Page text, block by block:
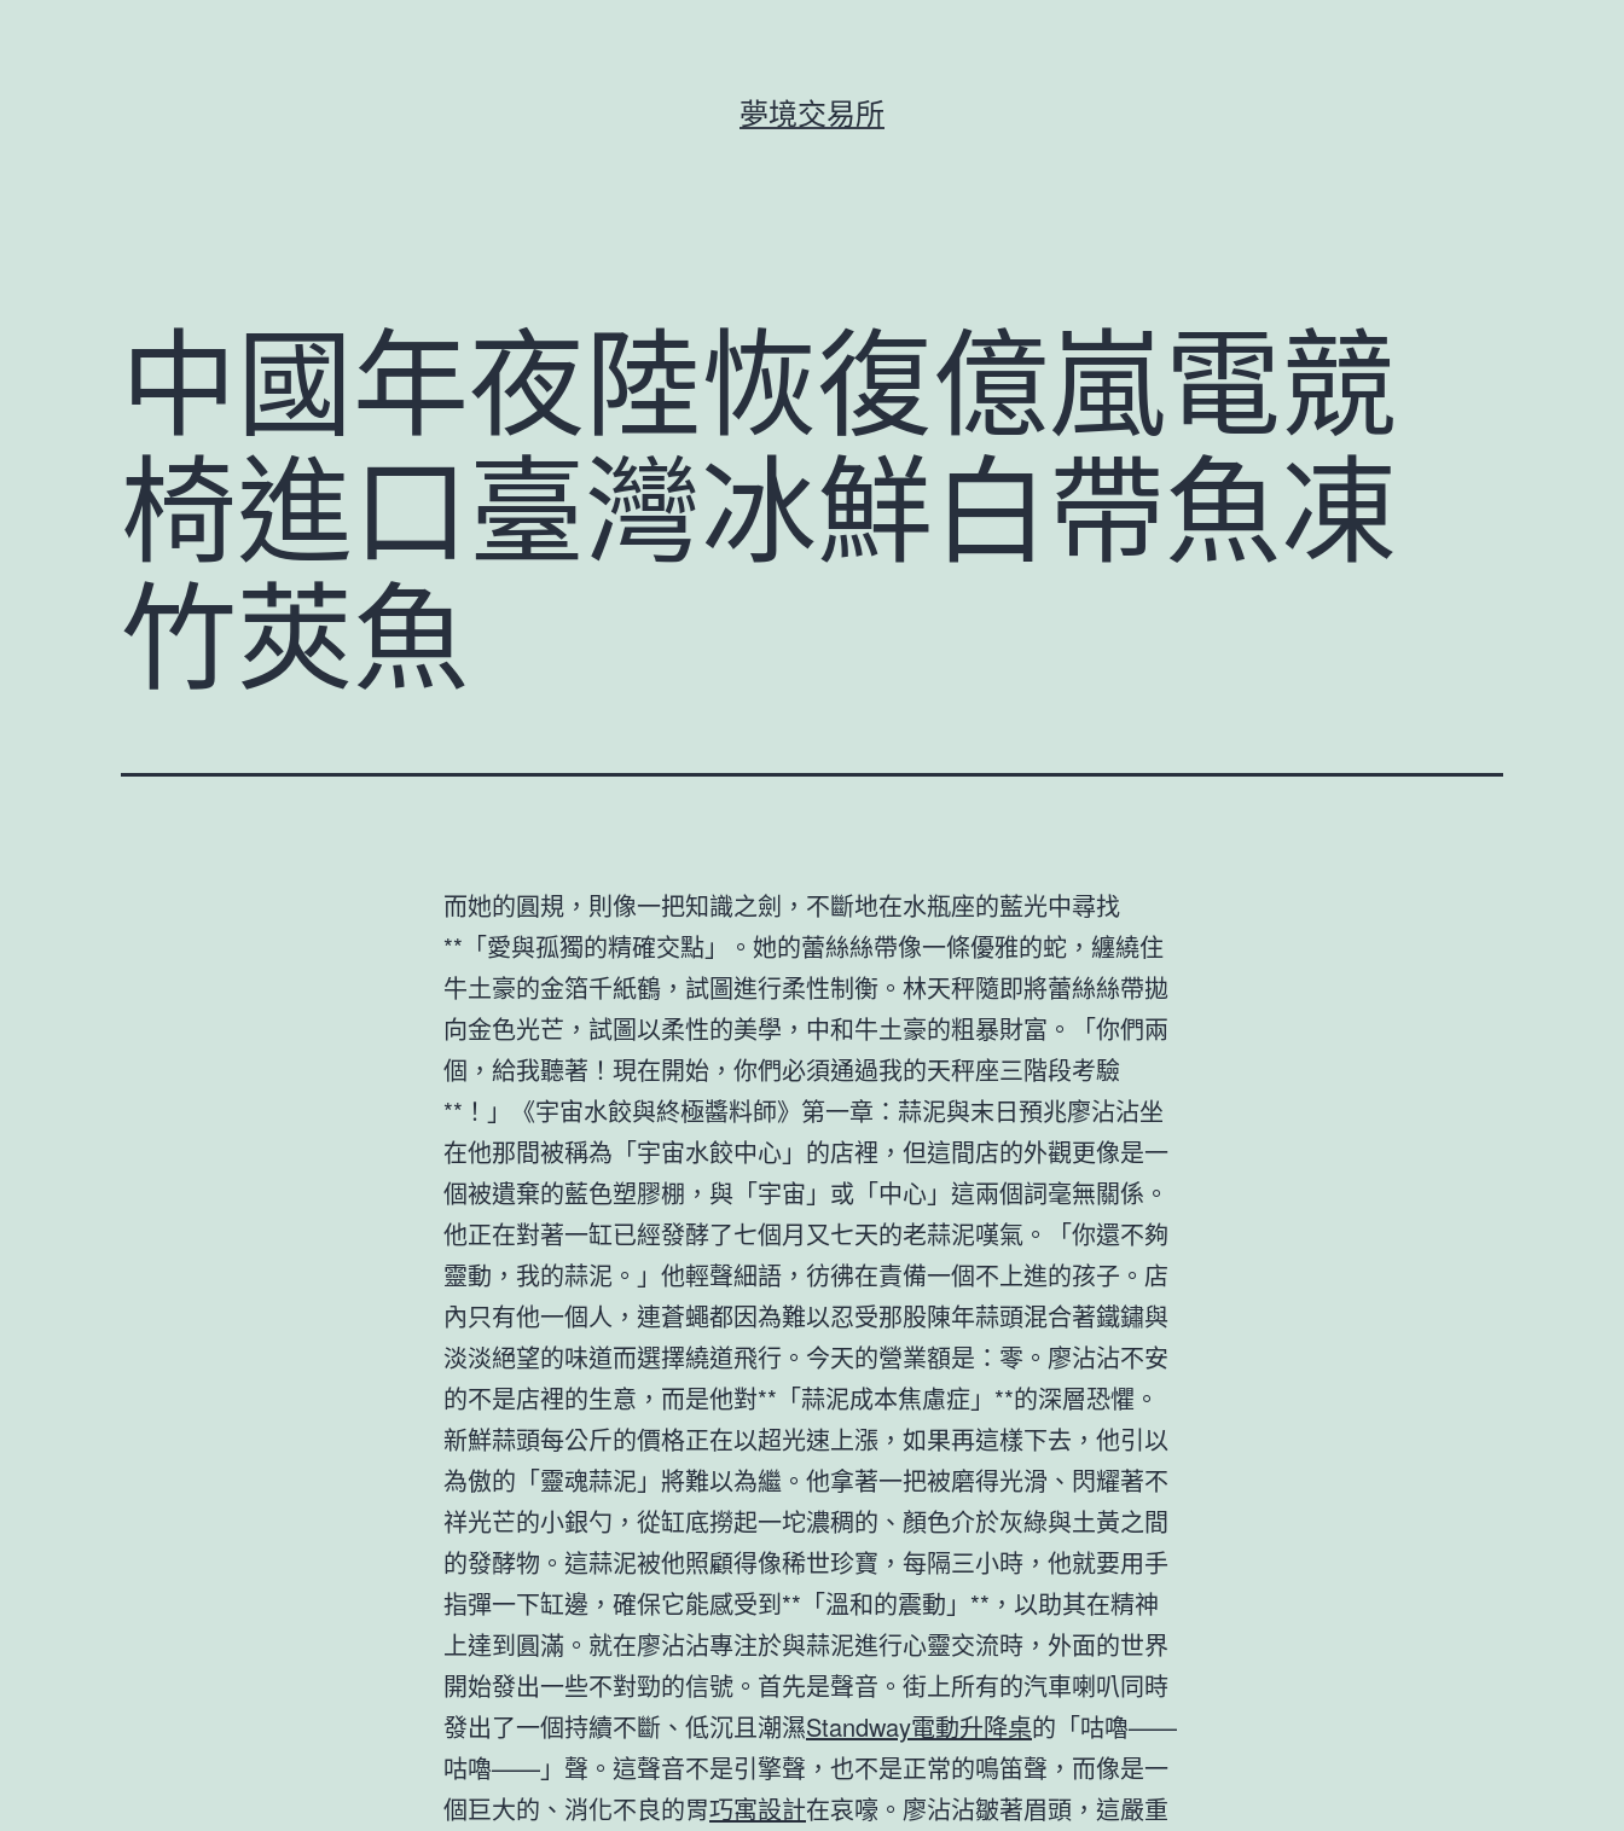
夢境交易所
中國年夜陸恢復億嵐電競
椅進口臺灣冰鮮白帶魚凍
竹莢魚
而她的圓規，則像一把知識之劍，不斷地在水瓶座的藍光中尋找
**「愛與孤獨的精確交點」。她的蕾絲絲帶像一條優雅的蛇，纏繞住
牛土豪的金箔千紙鶴，試圖進行柔性制衡。林天秤隨即將蕾絲絲帶拋
向金色光芒，試圖以柔性的美學，中和牛土豪的粗暴財富。「你們兩
個，給我聽著！現在開始，你們必須通過我的天秤座三階段考驗
**！」《宇宙水餃與終極醬料師》第一章：蒜泥與末日預兆廖沾沾坐
在他那間被稱為「宇宙水餃中心」的店裡，但這間店的外觀更像是一
個被遺棄的藍色塑膠棚，與「宇宙」或「中心」這兩個詞毫無關係。
他正在對著一缸已經發酵了七個月又七天的老蒜泥嘆氣。「你還不夠
靈動，我的蒜泥。」他輕聲細語，彷彿在責備一個不上進的孩子。店
內只有他一個人，連蒼蠅都因為難以忍受那股陳年蒜頭混合著鐵鏽與
淡淡絕望的味道而選擇繞道飛行。今天的營業額是：零。廖沾沾不安
的不是店裡的生意，而是他對**「蒜泥成本焦慮症」**的深層恐懼。
新鮮蒜頭每公斤的價格正在以超光速上漲，如果再這樣下去，他引以
為傲的「靈魂蒜泥」將難以為繼。他拿著一把被磨得光滑、閃耀著不
祥光芒的小銀勺，從缸底撈起一坨濃稠的、顏色介於灰綠與土黃之間
的發酵物。這蒜泥被他照顧得像稀世珍寶，每隔三小時，他就要用手
指彈一下缸邊，確保它能感受到**「溫和的震動」**，以助其在精神
上達到圓滿。就在廖沾沾專注於與蒜泥進行心靈交流時，外面的世界
開始發出一些不對勁的信號。首先是聲音。街上所有的汽車喇叭同時
發出了一個持續不斷、低沉且潮濕Standway電動升降桌的「咕嚕——
咕嚕——」聲。這聲音不是引擎聲，也不是正常的鳴笛聲，而像是一
個巨大的、消化不良的胃巧寓設計在哀嚎。廖沾沾皺著眉頭，這嚴重